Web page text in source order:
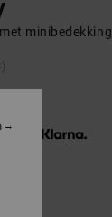
minibedekking
met